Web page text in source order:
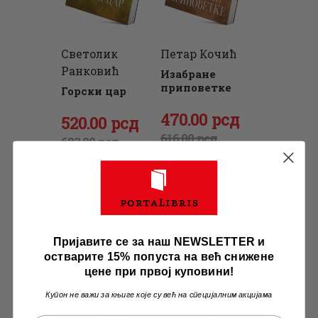
Светолик
Ранковић
Горски цар
682.00рсд
Оригинална
цена
0
рсд.
520.00 рсд
Тренутна
цена
рсд.
Петар Кочић
Изабране
приповетке
616.00рсд
Оригинална
цена
је
била:
616.
0
0
рсд.
470.00 рсд
Тренутна
цена
је:
470
0
0
рсд.
Пријавите се за наш NEWSLETTER и
остварите 15% попуста на већ снижене
цене при првој куповини!
Купон не важи за књиге које су већ на специјалним акцијама